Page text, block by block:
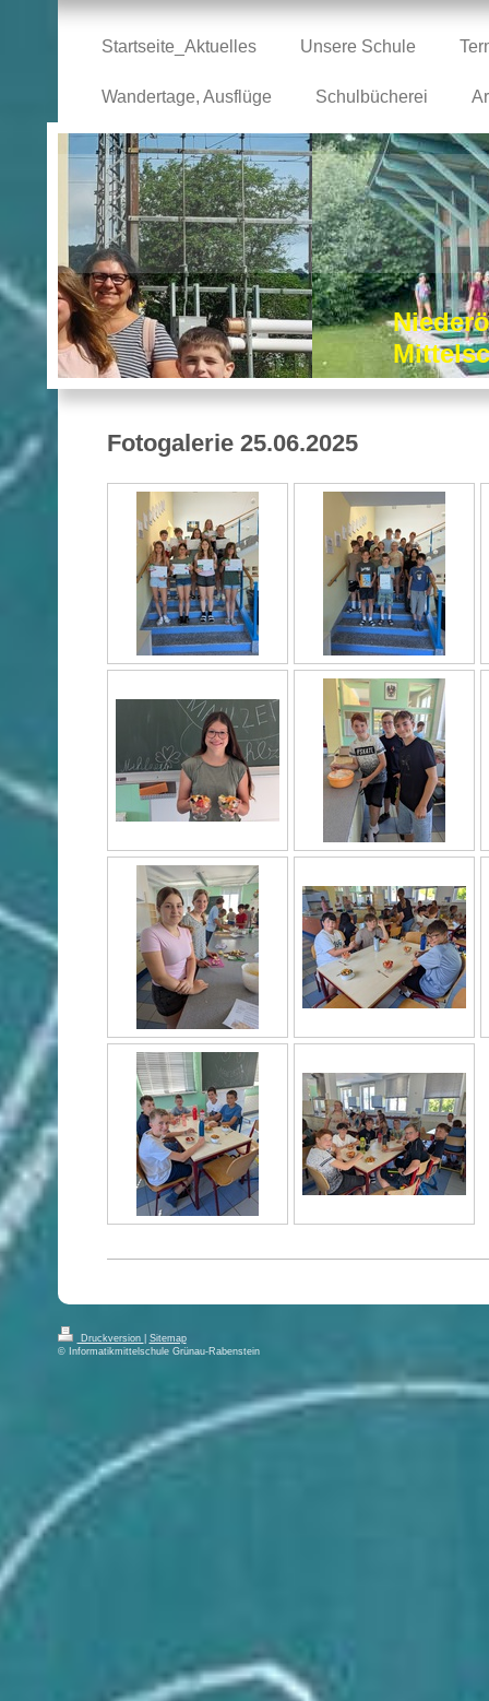
Startseite_Aktuelles Unsere Schule
Wandertage, Ausflüge Schulbücherei
Fotogalerie 25.06.2025
Druckversion
Sitemap
© Informatikmittelschule Grünau-Rabenstein